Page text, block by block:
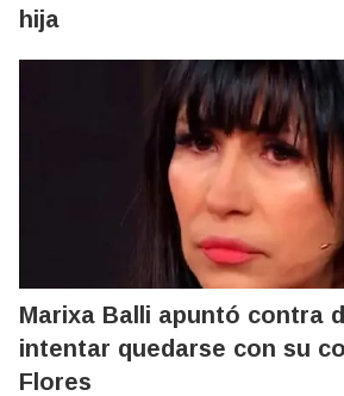
hija
Marixa Balli apuntó contra
intentar quedarse con su
Flores